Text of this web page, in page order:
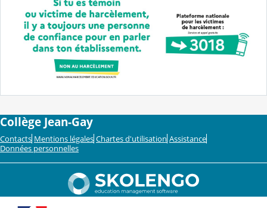
Collège Jean-Gay
Contacts Mentions légales Chartes d'utilisation Assistance
Données personnelles